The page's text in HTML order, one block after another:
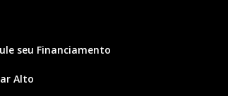
seu Financiamento
Alto